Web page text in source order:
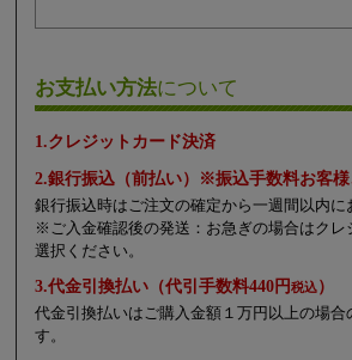
お支払い方法について
1.クレジットカード決済
2.銀行振込（前払い）※振込手数料お客様
銀行振込時はご注文の確定から一週間以内に
※ご入金確認後の発送：お急ぎの場合はクレ
選択ください。
3.代金引換払い（代引手数料440円税込）
代金引換払いはご購入金額１万円以上の場合
す。